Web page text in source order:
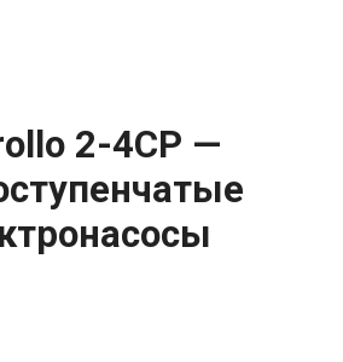
2-4CP —